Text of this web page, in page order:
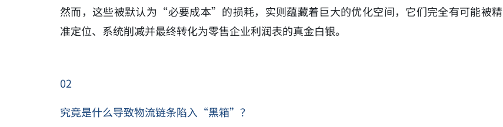
然而，这些被默认为“必要成本”的损耗，实则蕴藏着巨大的优化空间，它们完全有可能被精
准定位、系统削减并最终转化为零售企业利润表的真金白银。
02
究竟是什么导致物流链条陷入“黑箱”？